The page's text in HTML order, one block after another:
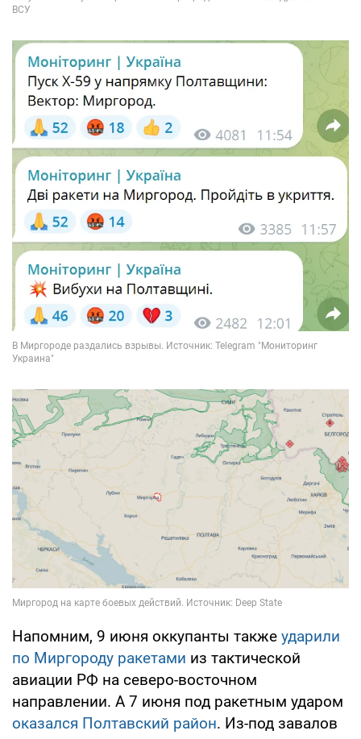
Напомним, 9 июня оккупанты также ударили
по Миргороду ракетами из тактической
авиации РФ на северо-восточном
направлении. А 7 июня под ракетным ударом
оказался Полтавский район. Из-под завалов